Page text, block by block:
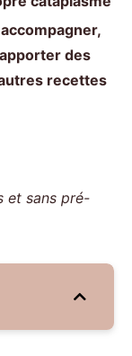
des
recettes
et sans pré-